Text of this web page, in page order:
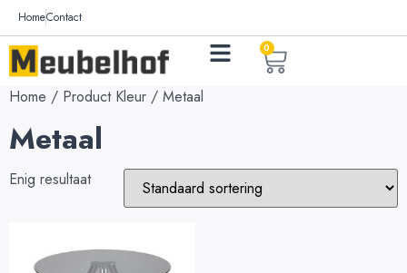
HomeContact
0
Home / Product Kleur / Metaal
Metaal
Enig resultaat